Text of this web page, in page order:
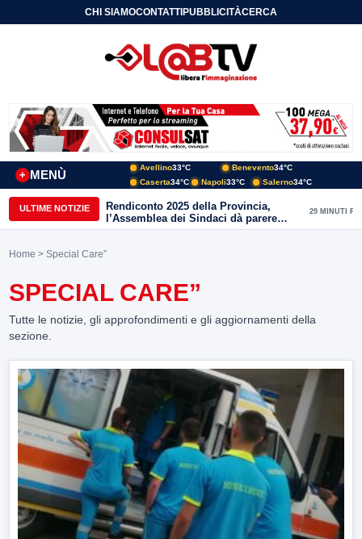
CHI SIAMOCONTATTIPUBBLICITÀCERCA
MENÙ
+
Avellino33°C Benevento34°C
Caserta34°C Napoli33°C Salerno34°C
ULTIME NOTIZIE
Rendiconto 2025 della Provincia,
l’Assemblea dei Sindaci dà parere
favorevole all’unanimità
29 MINUTI FA
Home > Special Care”
SPECIAL CARE”
Tutte le notizie, gli approfondimenti e gli aggiornamenti della
sezione.